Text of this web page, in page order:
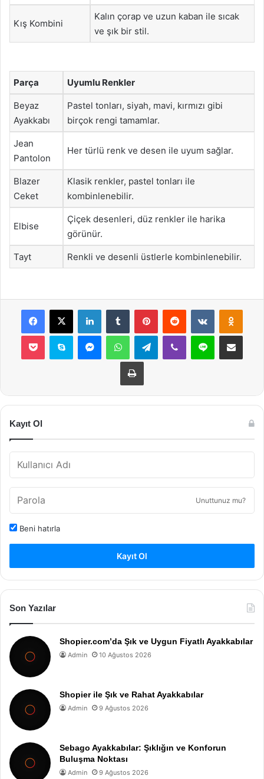
Kış Kombini
Kalın çorap ve uzun kaban ile sıcak
ve şık bir stil.
Parça Uyumlu Renkler
Beyaz
Ayakkabı
Pastel tonları, siyah, mavi, kırmızı gibi
birçok rengi tamamlar.
Jean
Pantolon
Her türlü renk ve desen ile uyum sağlar.
Blazer
Ceket
Klasik renkler, pastel tonları ile
kombinlenebilir.
Elbise
Çiçek desenleri, düz renkler ile harika
görünür.
Tayt Renkli ve desenli üstlerle kombinlenebilir.
Facebook
X LinkedInTumblr PinterestReddit VKontakte
Pocket Skype MessengerWhatsAppTelegramViber Line E-Posta ile
Yazdır
Kayıt Ol
Unuttunuz mu?
Beni hatırla
Kayıt Ol
Son Yazılar
Shopier.com’da Şık ve Uygun Fiyatlı Ayakkabılar
Admin 10 Ağustos 2026
Shopier ile Şık ve Rahat Ayakkabılar
Admin 9 Ağustos 2026
Sebago Ayakkabılar: Şıklığın ve Konforun
Buluşma Noktası
Admin 9 Ağustos 2026